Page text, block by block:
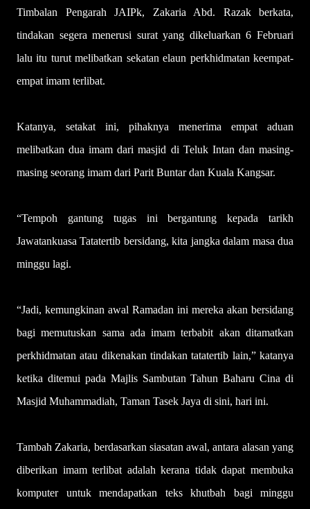
Timbalan Pengarah JAIPk, Zakaria Abd. Razak berkata,
tindakan segera menerusi surat yang dikeluarkan 6 Februari
lalu itu turut melibatkan sekatan elaun perkhidmatan keempat-
empat imam terlibat.
Katanya, setakat ini, pihaknya menerima empat aduan
melibatkan dua imam dari masjid di Teluk Intan dan masing-
masing seorang imam dari Parit Buntar dan Kuala Kangsar.
“Tempoh gantung tugas ini bergantung kepada tarikh
Jawatankuasa Tatatertib bersidang, kita jangka dalam masa dua
minggu lagi.
“Jadi, kemungkinan awal Ramadan ini mereka akan bersidang
bagi memutuskan sama ada imam terbabit akan ditamatkan
perkhidmatan atau dikenakan tindakan tatatertib lain,” katanya
ketika ditemui pada Majlis Sambutan Tahun Baharu Cina di
Masjid Muhammadiah, Taman Tasek Jaya di sini, hari ini.
Tambah Zakaria, berdasarkan siasatan awal, antara alasan yang
diberikan imam terlibat adalah kerana tidak dapat membuka
komputer untuk mendapatkan teks khutbah bagi minggu